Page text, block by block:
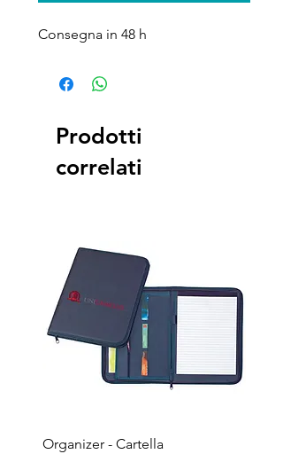
Consegna in 48 h
Prodotti
correlati
Organizer - Cartella